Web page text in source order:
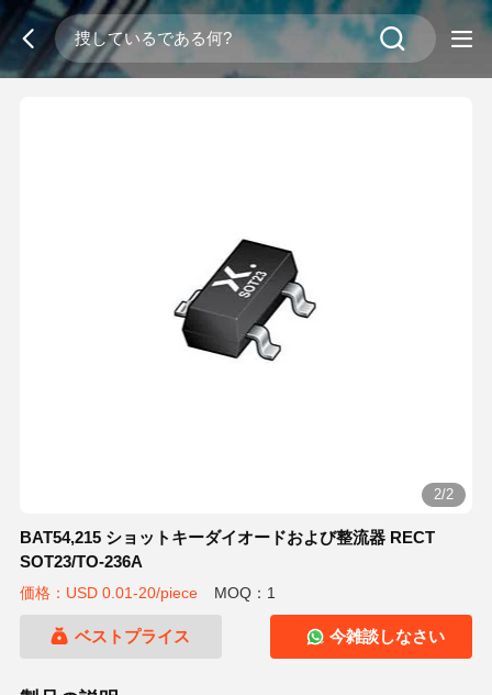
2/2
BAT54,215 ショットキーダイオードおよび整流器 RECT
SOT23/TO-236A
価格：USD 0.01-20/piece MOQ：1
ベストプライス 今雑談しなさい